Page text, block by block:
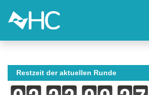
Restzeit der aktuellen Runde